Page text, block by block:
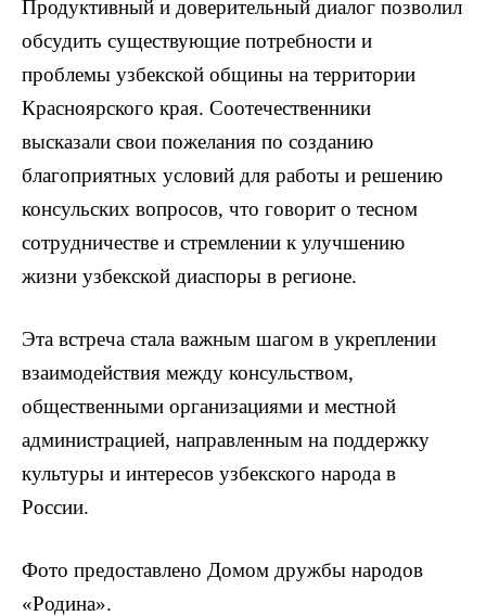
Продуктивный и доверительный диалог позволил
обсудить существующие потребности и
проблемы узбекской общины на территории
Красноярского края. Соотечественники
высказали свои пожелания по созданию
благоприятных условий для работы и решению
консульских вопросов, что говорит о тесном
сотрудничестве и стремлении к улучшению
жизни узбекской диаспоры в регионе.
Эта встреча стала важным шагом в укреплении
взаимодействия между консульством,
общественными организациями и местной
администрацией, направленным на поддержку
культуры и интересов узбекского народа в
России.
Фото предоставлено Домом дружбы народов
«Родина».